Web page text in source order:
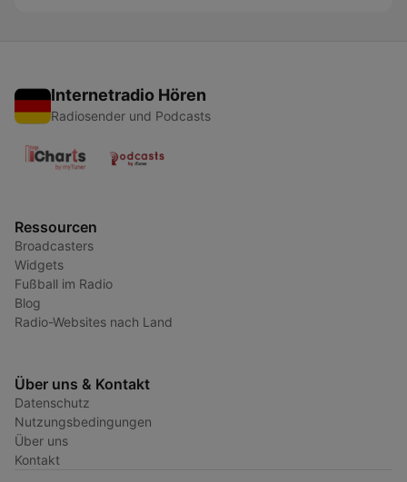
Internetradio Hören
Radiosender und Podcasts
Ressourcen
Broadcasters
Widgets
Fußball im Radio
Blog
Radio-Websites nach Land
Über uns & Kontakt
Datenschutz
Nutzungsbedingungen
Über uns
Kontakt